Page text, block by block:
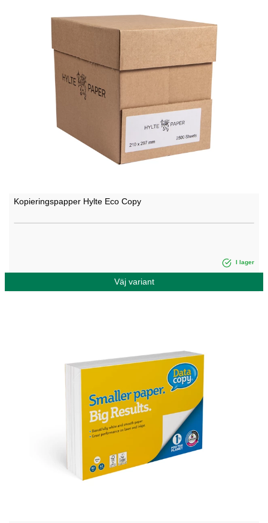
Kopieringspapper Hylte Eco Copy
I lager
Väj variant